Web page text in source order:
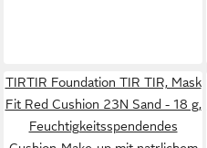
TIRTIR Foundation TIR TIR, Mask
Fit Red Cushion 23N Sand - 18 g,
Feuchtigkeitsspendendes